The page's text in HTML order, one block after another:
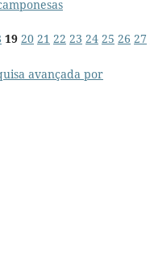
19 20 21 22 23 24 25 26 27
avançada por